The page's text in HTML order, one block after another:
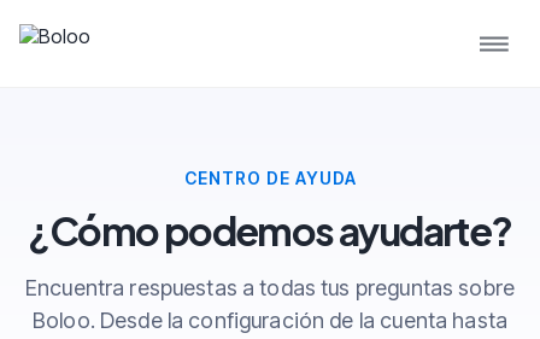
CENTRO DE AYUDA
¿Cómo podemos ayudarte?
Encuentra respuestas a todas tus preguntas sobre
Boloo. Desde la configuración de la cuenta hasta